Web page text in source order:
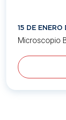
15 DE ENERO
Microscopio